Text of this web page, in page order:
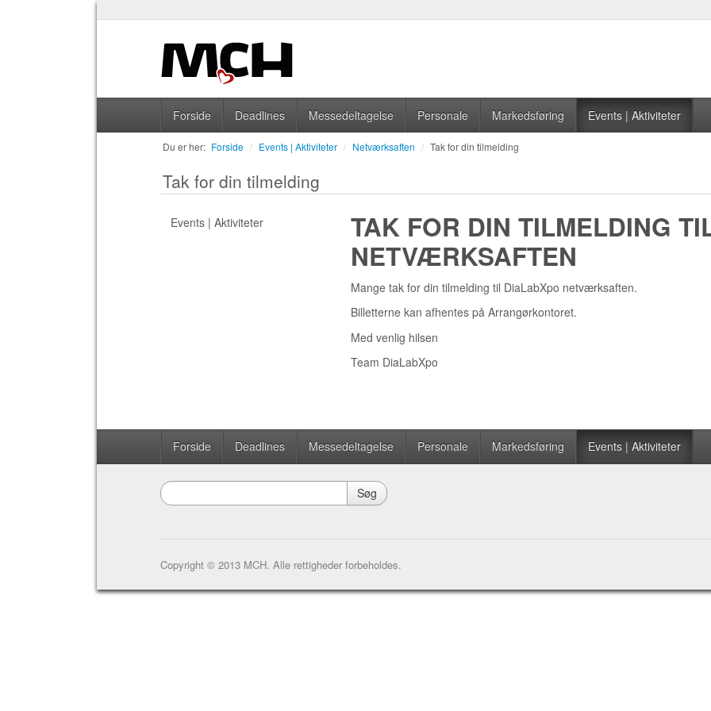
Forside Deadlines Messedeltagelse Personale Markedsføring Events | Aktiviteter
Du er her: Forside / Events | Aktiviteter / Netværksaften / Tak for din tilmelding
Tak for din tilmelding
Events | Aktiviteter
TAK FOR DIN TILMELDING
NETVÆRKSAFTEN
Mange tak for din tilmelding til DiaLabXpo netværksaften.
Billetterne kan afhentes på Arrangørkontoret.
Med venlig hilsen
Team DiaLabXpo
Forside Deadlines Messedeltagelse Personale Markedsføring Events | Aktiviteter
Søg
Copyright © 2013 MCH. Alle rettigheder forbeholdes.